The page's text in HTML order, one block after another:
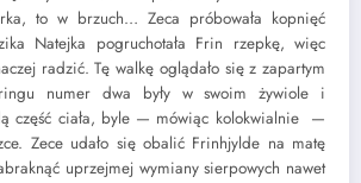
to w brzuch… Zeca próbowała kopnięć
Natejka pogruchotała Frin rzepkę, więc
radzić. Tę walkę oglądało się z zapartym
numer dwa były w swoim żywiole i
część ciała, byle — mówiąc kolokwialnie —
Zece udało się obalić Frinhjylde na matę
uprzejmej wymiany sierpowych nawet